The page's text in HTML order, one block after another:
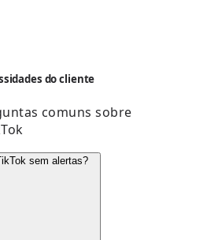
do cliente
comuns sobre
sem alertas?